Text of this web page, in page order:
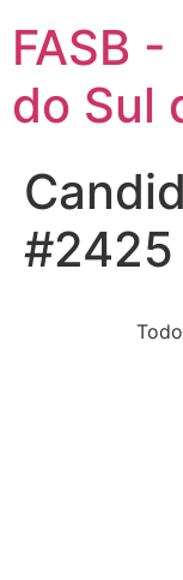
FASB
do Sul
#2425